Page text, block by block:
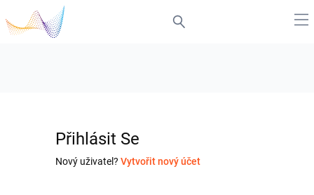
Přihlásit Se
Nový uživatel? Vytvořit nový účet